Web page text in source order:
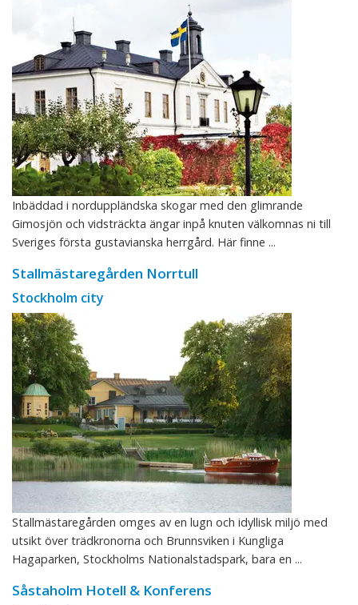
Inbäddad i norduppländska skogar med den glimrande
Gimosjön och vidsträckta ängar inpå knuten välkomnas ni till
Sveriges första gustavianska herrgård. Här finne ...
Stallmästaregården Norrtull
Stockholm city
Stallmästaregården omges av en lugn och idyllisk miljö med
utsikt över trädkronorna och Brunnsviken i Kungliga
Hagaparken, Stockholms Nationalstadspark, bara en ...
Såstaholm Hotell & Konferens